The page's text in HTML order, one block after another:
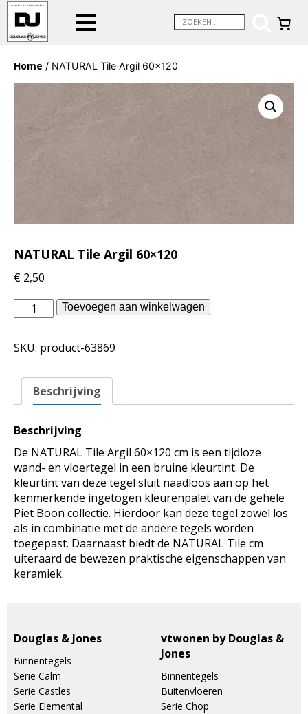
Home / NATURAL Tile Argil 60×120
NATURAL Tile Argil 60×120
€ 2,50
Piet
Boon
-
Tile
Argil
aantal
Toevoegen aan winkelwagen
SKU: product-63869
Beschrijving
Beschrijving
De NATURAL Tile Argil 60×120 cm is een tijdloze
wand- en vloertegel in een bruine kleurtint. De
kleurtint van deze tegel sluit naadloos aan op het
kenmerkende ingetogen kleurenpalet van de gehele
Piet Boon collectie. Hierdoor kan deze tegel zowel los
als in combinatie met de andere tegels worden
toegepast. Daarnaast biedt de NATURAL Tile cm
uiteraard de bewezen praktische eigenschappen van
keramiek.
Douglas & Jones
Binnentegels
Serie Calm
Serie Castles
Serie Elemental
vtwonen by Douglas &
Jones
Binnentegels
Buitenvloeren
Serie Chop